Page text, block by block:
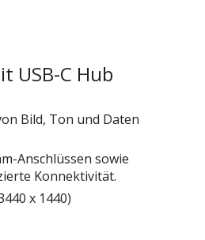
USB-C Hub
Bild, Ton und Daten
Anschlüssen sowie
Konnektivität.
x 1440)